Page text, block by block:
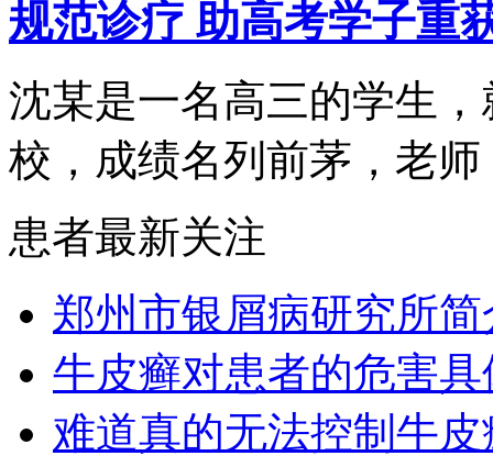
规范诊疗 助高考学子重
沈某是一名高三的学生
校，成绩名列前茅，老师
患者最新关注
郑州市银屑病研究所简
牛皮癣对患者的危害
难道真的无法控制牛